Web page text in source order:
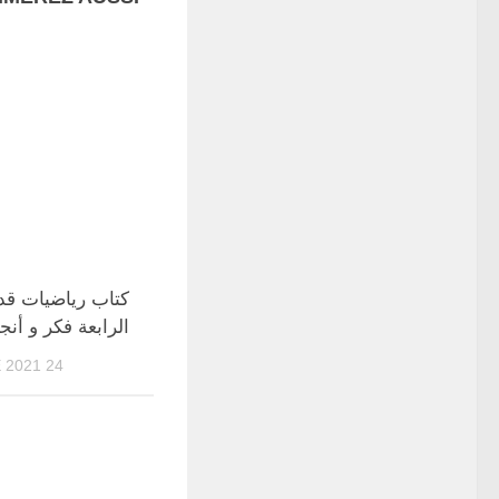
كتاب رياضيات
الرابعة فكر و
24 DÉCEMBRE 2021